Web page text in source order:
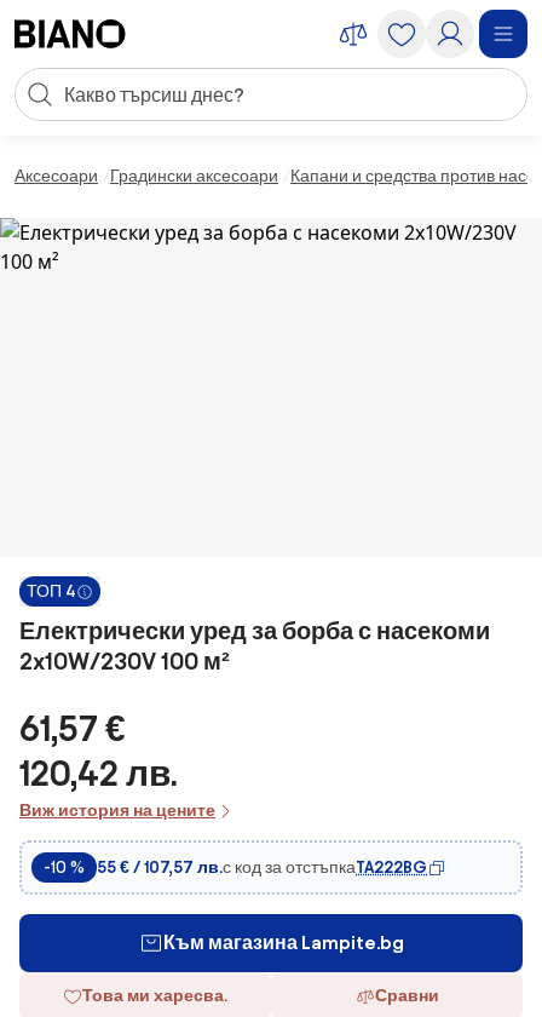
Търсене
Аксесоари Градински аксесоари Капани и средства против
ТОП 4
Електрически уред за борба с насекоми
2x10W/230V 100 м²
61,57 €
120,42 лв.
Виж история на цените
-10 % 55 € / 107,57 лв.с код за отстъпкаTA222BG
Към магазина Lampite.bg
Това ми харесва. Сравни